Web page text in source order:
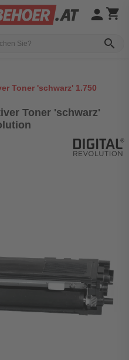
search
person shopping_cart
Toner 'schwarz' 1.750
Toner 'schwarz'